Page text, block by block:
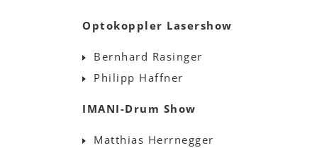
Optokoppler Lasershow
Bernhard Rasinger
Philipp Haffner
IMANI-Drum Show
Matthias Herrnegger